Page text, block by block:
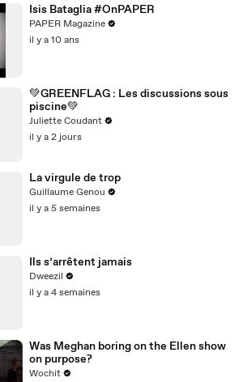
Isis Bataglia #OnPAPER
PAPER Magazine
il y a 10 ans
💚GREENFLAG : Les discussions sous
piscine💚
Juliette Coudant
il y a 2 jours
La virgule de trop
Guillaume Genou
il y a 5 semaines
Ils s’arrêtent jamais
Dweezil
il y a 4 semaines
Was Meghan boring on the Ellen show
on purpose?
Wochit